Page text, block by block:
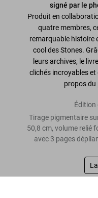
signé par le
Produit en
quatre membres,
remarquable histoire
cool des Stones.
leurs archives, le
clichés incroyables
propos du
Édition
Tirage pigmentaire
50,8 cm, volume relié
avec 3 pages